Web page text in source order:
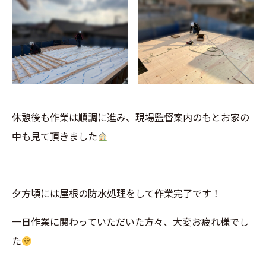
休憩後も作業は順調に進み、現場監督案内のもとお家の
中も見て頂きました
夕方頃には屋根の防水処理をして作業完了です！
一日作業に関わっていただいた方々、大変お疲れ様でし
た